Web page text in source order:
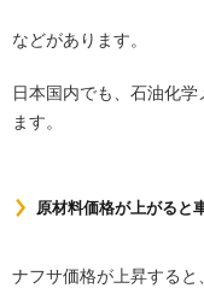
などがあります。
日本国内でも、石油化
ます。
原材料価格が上がると
ナフサ価格が上昇すると